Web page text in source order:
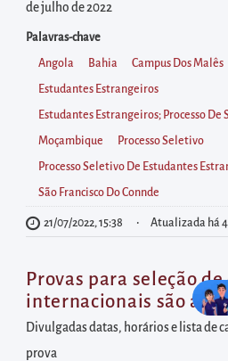
área
para
realizar
buscas
internas
Acessar
diretamente
as
informações
no
rodapé
de julho de 2022
Palavras-chave
Angola Bahia Campus Dos Malês
Estudantes Estrangeiros
Estudantes Estrangeiros; Processo De
Moçambique Processo Seletivo
Processo Seletivo De Estudantes
São Francisco Do Connde
21/07/2022, 15:38 Atualizada há
Provas para seleção
internacionais são
Divulgadas datas, horários e lista de
prova